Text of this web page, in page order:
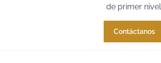
de primer
Contáctanos